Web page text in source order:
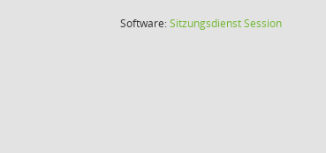
Software:SitzungsdienstSession(Wird in